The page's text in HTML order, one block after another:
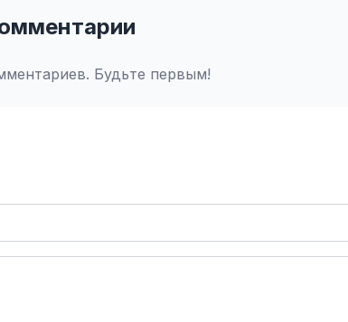
Будьте первым!